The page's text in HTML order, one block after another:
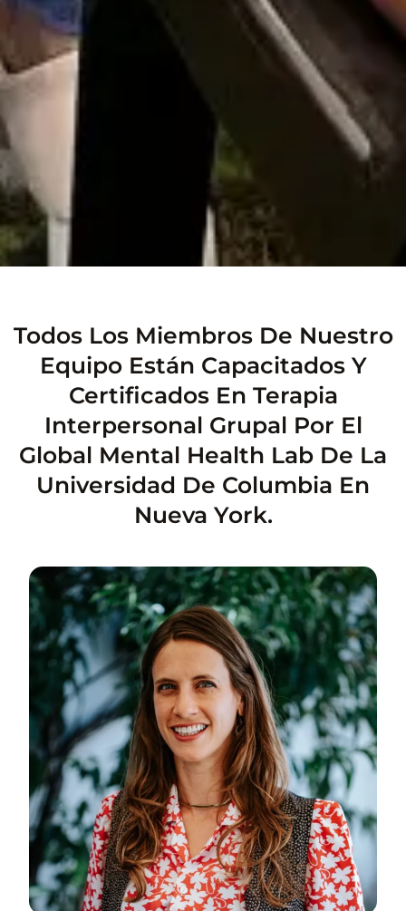
Todos Los Miembros De Nuestro
Equipo Están Capacitados Y
Certificados En Terapia
Interpersonal Grupal Por El
Global Mental Health Lab De La
Universidad De Columbia En
Nueva York.